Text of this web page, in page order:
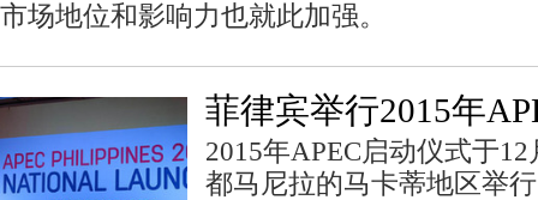
市场地位和影响力也就此加强。
菲律宾举行2015年
2015年APEC启动仪式于
都马尼拉的马卡蒂地区举